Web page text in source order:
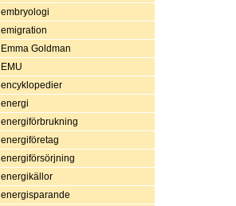
embryologi
emigration
Emma Goldman
EMU
encyklopedier
energi
energiförbrukning
energiföretag
energiförsörjning
energikällor
energisparande